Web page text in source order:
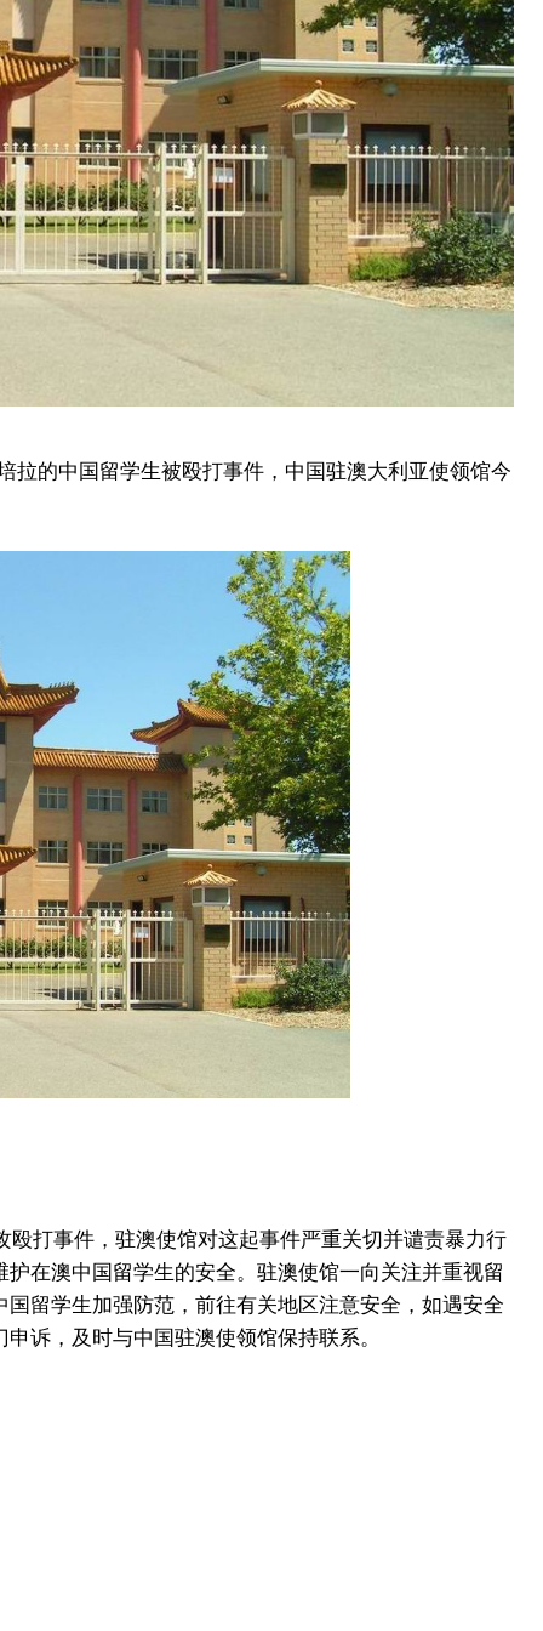
拉的中国留学生被殴打事件，中国驻澳大利亚使领馆今
打事件，驻澳使馆对这起事件严重关切并谴责暴力行
在澳中国留学生的安全。驻澳使馆一向关注并重视留
留学生加强防范，前往有关地区注意安全，如遇安全
诉，及时与中国驻澳使领馆保持联系。